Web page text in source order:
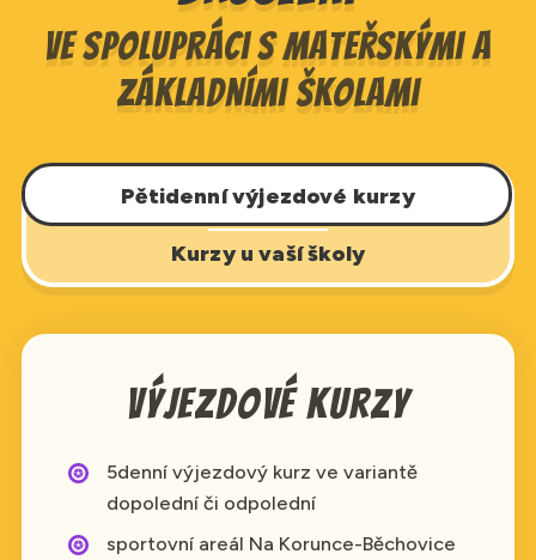
ve spolupráci s mateřskými a
základními školami
Pětidenní výjezdové kurzy
Kurzy u vaší školy
Výjezdové kurzy
5denní výjezdový kurz ve variantě
dopolední či odpolední
sportovní areál Na Korunce-Běchovice